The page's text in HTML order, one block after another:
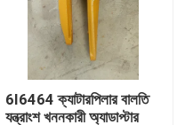
6I6464 ক্যাটারপিলার বালতি
যন্ত্রাংশ খননকারী অ্যাডাপ্টার